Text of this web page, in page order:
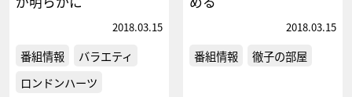
2018.03.15
番組情報
バラエティ
ロンドンハーツ
2018.03.15
番組情報 徹子の部屋